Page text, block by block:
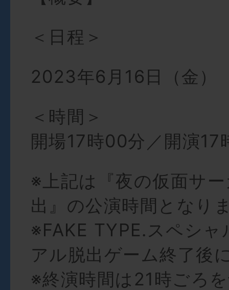
＜日程＞
2023年6月16日（金）
＜時間＞
開場17時00分／開演17
※上記は『夜の仮面サ
出』の公演時間となり
※FAKE TYPE.スペシ
アル脱出ゲーム終了後
※終演時間は21時ごろ